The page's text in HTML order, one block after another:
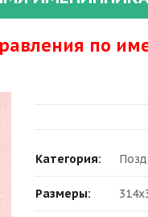
по
Категория:
Размеры: